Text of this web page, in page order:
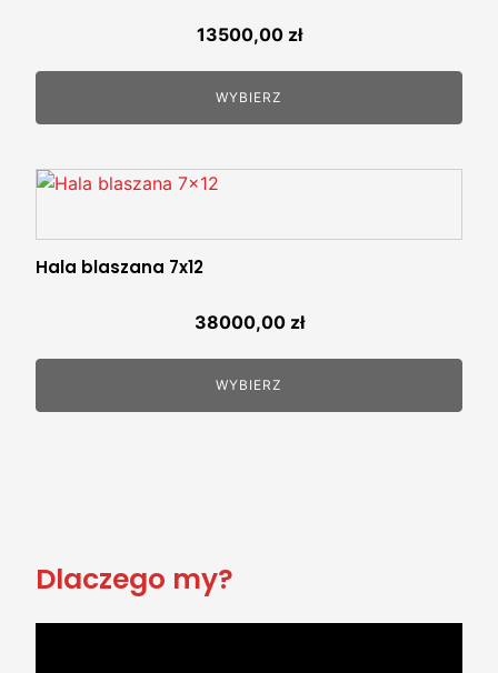
13500,00 zł
WYBIERZ
Hala blaszana 7x12
38000,00 zł
WYBIERZ
Dlaczego my?